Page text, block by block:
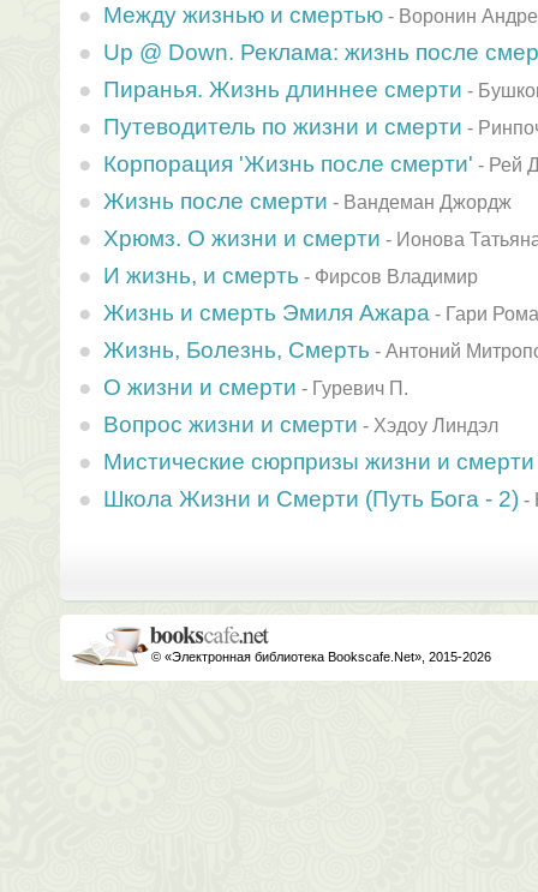
Между жизнью и смертью - Воронин
Up @ Down. Реклама: жизнь после
Пиранья. Жизнь длиннее смерти -
Путеводитель по жизни и смерти -
Корпорация 'Жизнь после смерти' - Рей
Жизнь после смерти - Вандеман Джордж
Хрюмз. О жизни и смерти - Ионова
И жизнь, и смерть - Фирсов Владимир
Жизнь и смерть Эмиля Ажара - Гари
Жизнь, Болезнь, Смерть - Антоний
О жизни и смерти - Гуревич П.
Вопрос жизни и смерти - Хэдоу Линдэл
Мистические сюрпризы жизни и смерти
Школа Жизни и Смерти (Путь Бога - 2) -
© «Электронная библиотека Bookscafe.Net», 2015-2026